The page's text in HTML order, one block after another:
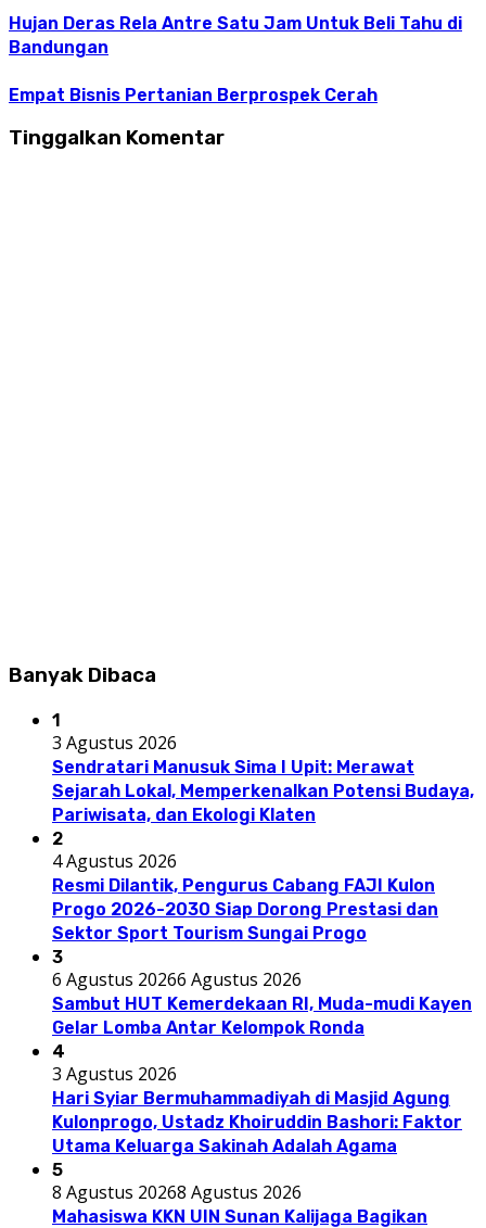
Hujan Deras Rela Antre Satu Jam Untuk Beli Tahu di
Bandungan
Empat Bisnis Pertanian Berprospek Cerah
Tinggalkan Komentar
Banyak Dibaca
1
3 Agustus 2026
Sendratari Manusuk Sima I Upit: Merawat
Sejarah Lokal, Memperkenalkan Potensi Budaya,
Pariwisata, dan Ekologi Klaten
2
4 Agustus 2026
Resmi Dilantik, Pengurus Cabang FAJI Kulon
Progo 2026-2030 Siap Dorong Prestasi dan
Sektor Sport Tourism Sungai Progo
3
6 Agustus 20266 Agustus 2026
Sambut HUT Kemerdekaan RI, Muda-mudi Kayen
Gelar Lomba Antar Kelompok Ronda
4
3 Agustus 2026
Hari Syiar Bermuhammadiyah di Masjid Agung
Kulonprogo, Ustadz Khoiruddin Bashori: Faktor
Utama Keluarga Sakinah Adalah Agama
5
8 Agustus 20268 Agustus 2026
Mahasiswa KKN UIN Sunan Kalijaga Bagikan